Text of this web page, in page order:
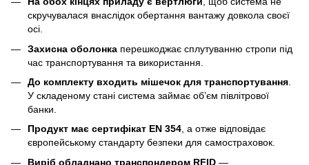
скручувалася внаслідок обертання вантажу довкола своєї
осі.
Захисна оболонка перешкоджає сплутуванню стропи під
час транспортування та використання.
До комплекту входить мішечок для транспортування
У складеному стані система займає обʼєм півлітрової
банки.
Продукт має сертифікат EN 354, а отже відповідає
європейському стандарту безпеки для самостраховок.
Виріб обладнано транспондером RFID —